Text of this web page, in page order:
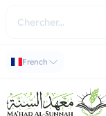
French